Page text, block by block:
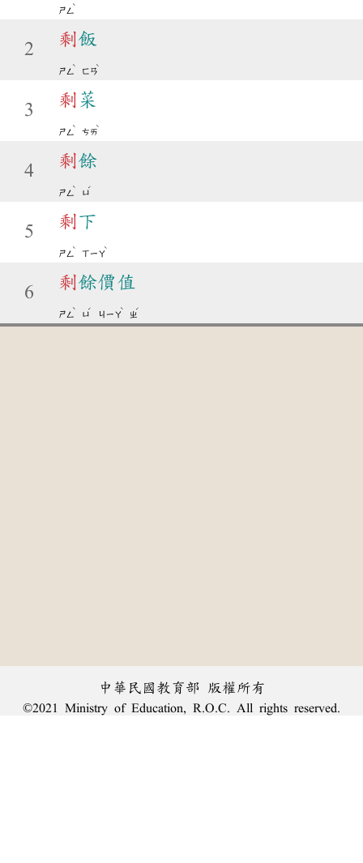
ㄕㄥ
ˋ
2
剩飯
ㄕㄥ
ˋ
ㄈㄢ
ˋ
3
剩 菜
ㄕㄥ
ˋ
ㄘㄞ
ˋ
4
剩餘
ㄕㄥ
ˋ
ㄩ
ˊ
5
剩下
ㄕㄥ
ˋ
ㄒㄧㄚ
ˋ
6
剩餘價值
ㄕㄥ
ˋ
ㄩ
ˊ
ㄐㄧㄚ
ˋ
ㄓ
ˊ
中華民國教育部 版權所有
©2021 Ministry of Education, R.O.C. All rights reserved.